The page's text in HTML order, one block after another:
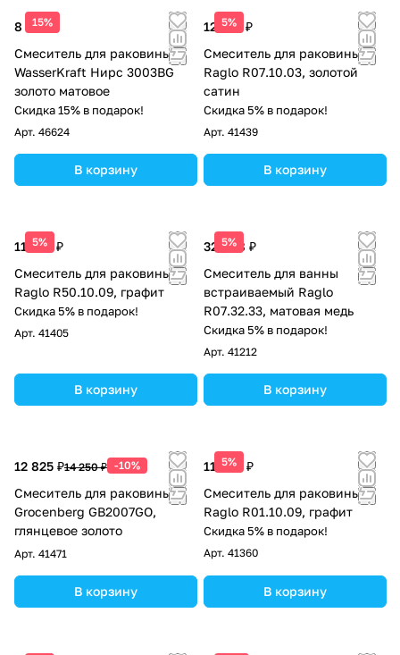
15%
8 590 ₽
Смеситель для раковины
WasserKraft Нирс 3003BG
золото матовое
Скидка 15% в подарок!
Арт. 46624
В корзину
5%
12 276 ₽
Смеситель для раковины
Raglo R07.10.03, золотой
сатин
Скидка 5% в подарок!
Арт. 41439
В корзину
5%
11 226 ₽
Смеситель для раковины
Raglo R50.10.09, графит
Скидка 5% в подарок!
Арт. 41405
В корзину
5%
32 868 ₽
Смеситель для ванны
встраиваемый Raglo
R07.32.33, матовая медь
Скидка 5% в подарок!
Арт. 41212
В корзину
12 825 ₽14 250 ₽ -10%
Смеситель для раковины
Grocenberg GB2007GO,
глянцевое золото
Арт. 41471
В корзину
5%
11 548 ₽
Смеситель для раковины
Raglo R01.10.09, графит
Скидка 5% в подарок!
Арт. 41360
В корзину